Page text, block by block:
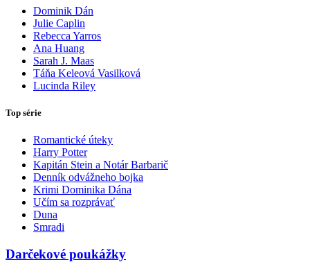
Dominik Dán
Julie Caplin
Rebecca Yarros
Ana Huang
Sarah J. Maas
Táňa Keleová Vasilková
Lucinda Riley
Top série
Romantické úteky
Harry Potter
Kapitán Stein a Notár Barbarič
Denník odvážneho bojka
Krimi Dominika Dána
Učím sa rozprávať
Duna
Smradi
Darčekové poukážky